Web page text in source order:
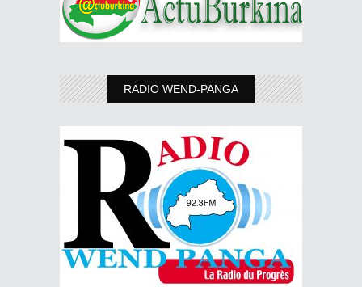
RADIO WEND-PANGA